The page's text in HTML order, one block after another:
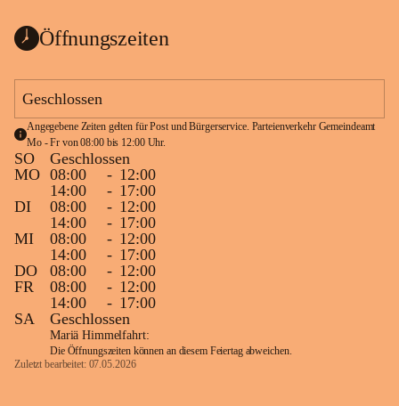
Öffnungszeiten
Geschlossen
Angegebene Zeiten gelten für Post und Bürgerservice. Parteienverkehr Gemeindeamt
Mo - Fr von 08:00 bis 12:00 Uhr.
SO
Geschlossen
MO 08:00 - 12:00
14:00
- 17:00
DI
08:00 - 12:00
14:00
- 17:00
MI
08:00 - 12:00
14:00
- 17:00
DO
08:00 - 12:00
FR
08:00 - 12:00
14:00
- 17:00
SA
Geschlossen
Mariä Himmelfahrt:
Die Öffnungszeiten können an diesem Feiertag abweichen.
Zuletzt bearbeitet: 07.05.2026